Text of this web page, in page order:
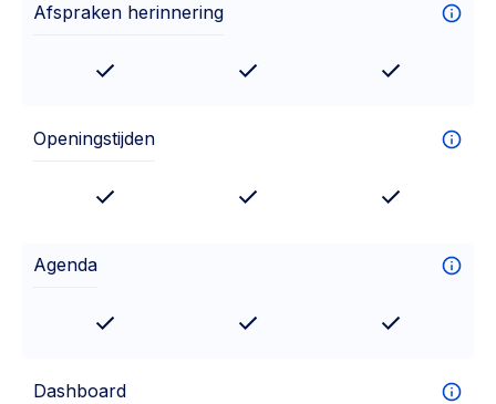
Afspraken herinnering
Openingstijden
Agenda
Dashboard